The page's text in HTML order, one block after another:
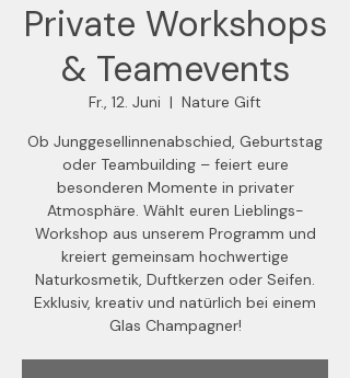
Private Workshops
& Teamevents
Fr., 12. Juni
  |
Nature Gift
Ob Junggesellinnenabschied, Geburtstag
oder Teambuilding – feiert eure
besonderen Momente in privater
Atmosphäre. Wählt euren Lieblings-
Workshop aus unserem Programm und
kreiert gemeinsam hochwertige
Naturkosmetik, Duftkerzen oder Seifen.
Exklusiv, kreativ und natürlich bei einem
Glas Champagner!